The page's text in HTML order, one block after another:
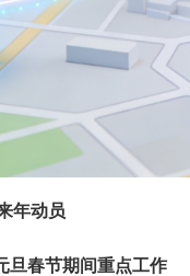
年动员
旦春节期间重点工作